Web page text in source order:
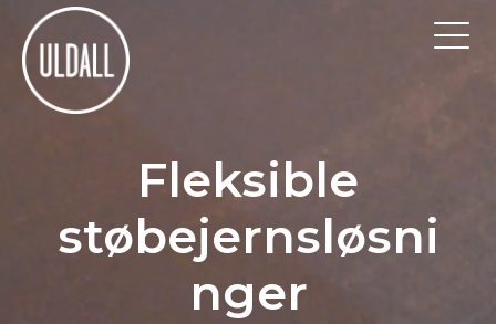
Fleksible
støbejernsløsni
nger